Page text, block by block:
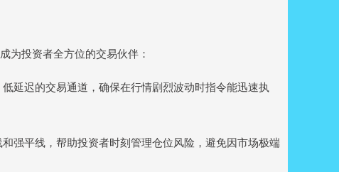
为投资者全方位的交易伙伴：
延迟的交易通道，确保在行情剧烈波动时指令能迅速执
强平线，帮助投资者时刻管理仓位风险，避免因市场极端